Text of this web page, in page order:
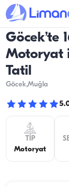
Göcek’te
Motoryat
Tatil
Göcek,Muğla
TIP
Motoryat